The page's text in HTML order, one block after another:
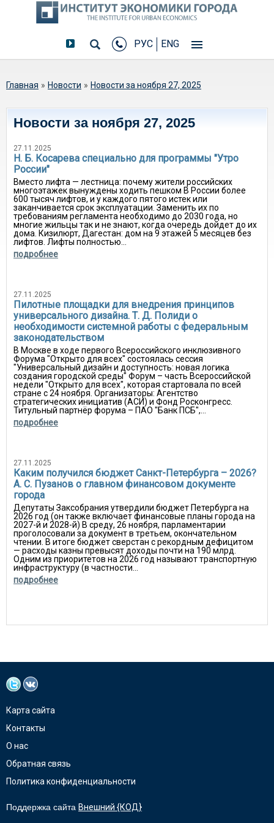
РУС ENG
Вы здесь
Главная » Новости » Новости за ноября 27, 2025
Новости за ноября 27, 2025
27.11.2025
Н. Б. Косарева специально для программы "Утро
России"
Вместо лифта — лестница: почему жители российских
многоэтажек вынуждены ходить пешком В России более
600 тысяч лифтов, и у каждого пятого истек или
заканчивается срок эксплуатации. Заменить их по
требованиям регламента необходимо до 2030 года, но
многие жильцы так и не знают, когда очередь дойдет до их
дома. Кизилюрт, Дагестан: дом на 9 этажей 5 месяцев без
лифтов. Лифты полностью...
подробнее
27.11.2025
Пилотные площадки для внедрения принципов
универсального дизайна. Т. Д. Полиди о
необходимости системной работы с федеральным
законодательством
В Москве в ходе первого Всероссийского инклюзивного
Форума "Открыто для всех" состоялась сессия
"Универсальный дизайн и доступность: новая логика
создания городской среды" Форум – часть Всероссийской
недели "Открыто для всех", которая стартовала по всей
стране с 24 ноября. Организаторы: Агентство
стратегических инициатив (АСИ) и Фонд Росконгресс.
Титульный партнёр форума – ПАО "Банк ПСБ",...
подробнее
27.11.2025
Каким получился бюджет Санкт-Петербурга – 2026?
А. С. Пузанов о главном финансовом документе
города
Депутаты Заксобрания утвердили бюджет Петербурга на
2026 год (он также включает финансовые планы города на
2027-й и 2028-й) В среду, 26 ноября, парламентарии
проголосовали за документ в третьем, окончательном
чтении. В итоге бюджет сверстан с рекордным дефицитом
— расходы казны превысят доходы почти на 190 млрд.
Одним из приоритетов на 2026 год называют транспортную
инфраструктуру (в частности...
подробнее
Карта сайта
Контакты
О нас
Обратная связь
Политика конфиденциальности
Поддержка сайта Внешний {КОД}